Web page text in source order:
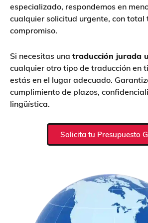
especializado, respondemos en
cualquier solicitud urgente, con
compromiso.
Si necesitas una traducción jurada
cualquier otro tipo de traducción en
estás en el lugar adecuado.
cumplimiento de plazos,
lingüística.
Solicita tu Presupuesto